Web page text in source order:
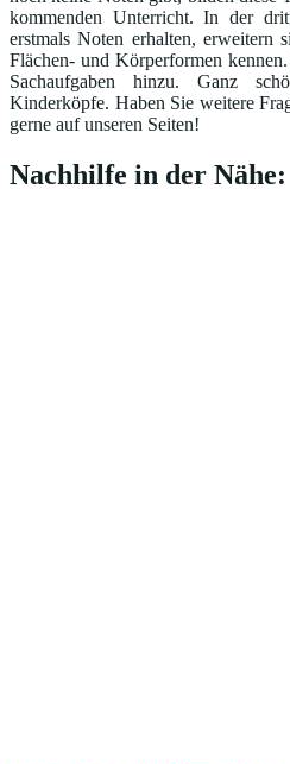
kommenden Unterricht. In der
erstmals Noten erhalten, erweitern
Flächen- und Körperformen
Sachaufgaben hinzu. Ganz
Kinderköpfe. Haben Sie weitere
gerne auf unseren Seiten!
Nachhilfe in der Nähe: